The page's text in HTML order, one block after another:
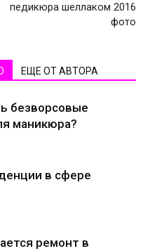
педикюра шеллаком 2016
фото
ЕЩЕ ОТ АВТОРА
безворсовые
маникюра?
в сфере
ремонт в